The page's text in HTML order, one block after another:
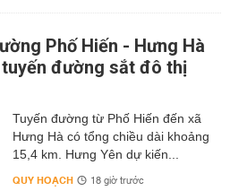
Phố Hiến - Hưng Hà
đường sắt đô thị
Tuyến đường từ Phố Hiến đến xã
Hưng Hà có tổng chiều dài khoảng
15,4 km. Hưng Yên dự kiến...
QUY HOẠCH 18 giờ trước